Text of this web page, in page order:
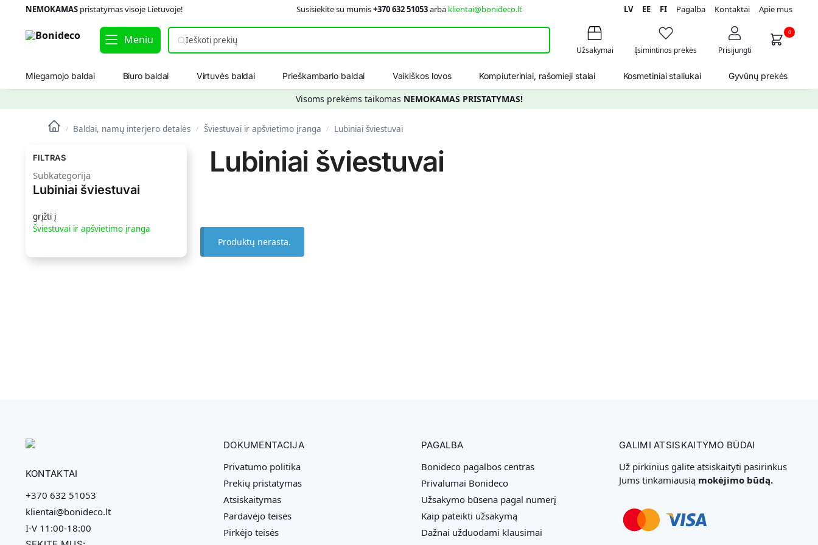
NEMOKAMASpristatymas visoje Lietuvoje! Susisiekite su mumis+370 632 51053arba klientai@bonideco.lt LV EE FI Pagalba Kontaktai Apie mus
Meniu
Užsakymai Įsimintinos prekės Prisijungti
0
Miegamojo baldai Biuro baldai Virtuvės baldai Prieškambario baldai Vaikiškos lovos Kompiuteriniai, rašomieji stalai Kosmetiniai staliukai Gyvūnų prekės
Visoms prekėms taikomas NEMOKAMAS PRISTATYMAS!
/ Baldai, namų interjero detalės / Šviestuvai ir apšvietimo įranga / Lubiniai šviestuvai
Lubiniai šviestuvai
Produktų nerasta.
FILTRAS
Subkategorija
Lubiniai šviestuvai
grįžti į
Šviestuvai ir apšvietimo įranga
KONTAKTAI
+370 632 51053
klientai@bonideco.lt
I-V 11:00-18:00
DOKUMENTACIJA
Privatumo politika
Prekių pristatymas
Atsiskaitymas
Pardavėjo teisės
Pirkėjo teisės
PAGALBA
Bonideco pagalbos centras
Privalumai Bonideco
Užsakymo būsena pagal numerį
Kaip pateikti užsakymą
Dažnai užduodami klausimai
GALIMI ATSISKAITYMO BŪDAI
Už pirkinius galite atsiskaityti pasirinkus
Jums tinkamiausią mokėjimo būdą.